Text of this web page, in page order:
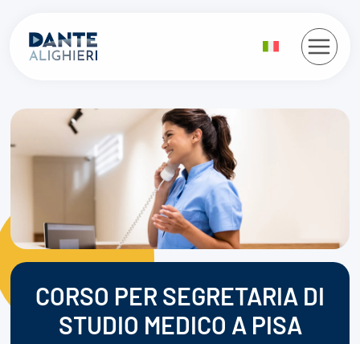
contenuto
CORSO PER SEGRETARIA DI
STUDIO MEDICO A PISA